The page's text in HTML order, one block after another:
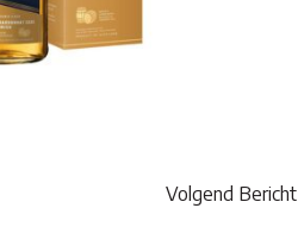
Volgend Bericht